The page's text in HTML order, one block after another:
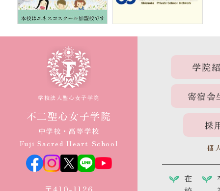
学校法人聖心女子学院
不二聖心女子学院
中学校・高等学校
Fuji Sacred Heart School
〒410-1126
学院
寄宿舎
採
個
在